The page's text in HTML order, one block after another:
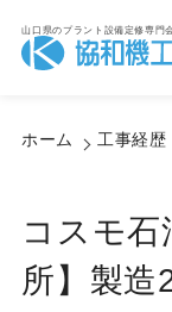
山口県のプラント設備定修専門
ホーム 工事経歴
コスモ石
所】製